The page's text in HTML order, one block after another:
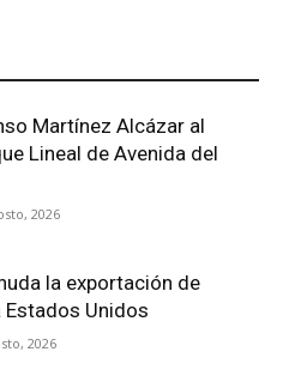
Martínez Alcázar al
Lineal de Avenida del
2026
la exportación de
Estados Unidos
2026